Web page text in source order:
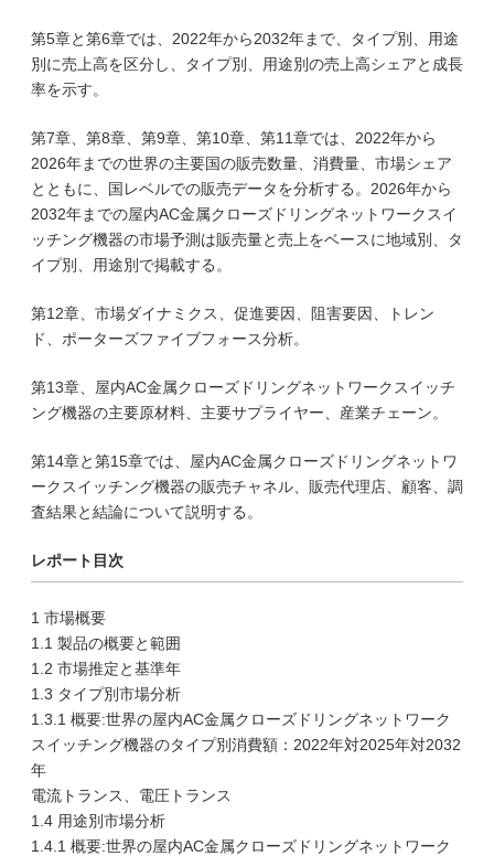
第5章と第6章では、2022年から2032年まで、タイプ別、用途
別に売上高を区分し、タイプ別、用途別の売上高シェアと成長
率を示す。
第7章、第8章、第9章、第10章、第11章では、2022年から
2026年までの世界の主要国の販売数量、消費量、市場シェア
とともに、国レベルでの販売データを分析する。2026年から
2032年までの屋内AC金属クローズドリングネットワークスイ
ッチング機器の市場予測は販売量と売上をベースに地域別、タ
イプ別、用途別で掲載する。
第12章、市場ダイナミクス、促進要因、阻害要因、トレン
ド、ポーターズファイブフォース分析。
第13章、屋内AC金属クローズドリングネットワークスイッチ
ング機器の主要原材料、主要サプライヤー、産業チェーン。
第14章と第15章では、屋内AC金属クローズドリングネットワ
ークスイッチング機器の販売チャネル、販売代理店、顧客、調
査結果と結論について説明する。
レポート目次
1 市場概要
1.1 製品の概要と範囲
1.2 市場推定と基準年
1.3 タイプ別市場分析
1.3.1 概要:世界の屋内AC金属クローズドリングネットワーク
スイッチング機器のタイプ別消費額：2022年対2025年対2032
年
電流トランス、電圧トランス
1.4 用途別市場分析
1.4.1 概要:世界の屋内AC金属クローズドリングネットワーク